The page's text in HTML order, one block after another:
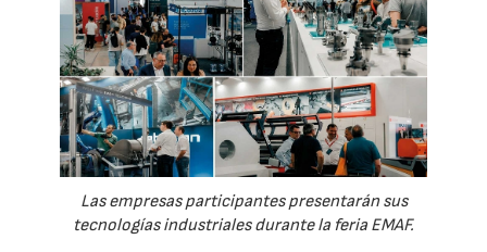
Las empresas participantes presentarán sus
tecnologías industriales durante la feria EMAF.